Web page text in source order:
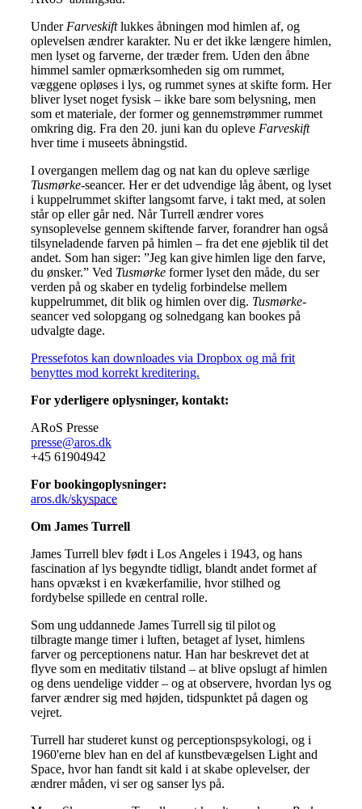
Under Farveskiftlukkes åbningen mod himlen af, og
oplevelsen ændrer karakter. Nu er det ikke længere himlen,
men lyset og farverne, der træder frem. Uden den åbne
himmel samler opmærksomheden sig om rummet,
væggene opløses i lys, og rummet synes at skifte form. Her
bliver lyset noget fysisk – ikke bare som belysning, men
som et materiale, der former og gennemstrømmer rummet
omkring dig. Fra den 20. juni kan du opleve Farveskift
hver time i museets åbningstid.
I overgangen mellem dag og nat kan du opleve særlige
Tusmørke-seancer. Her er det udvendige låg åbent, og lyset
i kuppelrummet skifter langsomt farve, i takt med, at solen
står op eller går ned. Når Turrell ændrer vores
synsoplevelse gennem skiftende farver, forandrer han også
tilsyneladende farven på himlen – fra det ene øjeblik til det
andet. Som han siger: ”Jeg kan give himlen lige den farve,
du ønsker.” Ved Tusmørke former lyset den måde, du ser
verden på og skaber en tydelig forbindelse mellem
kuppelrummet, dit blik og himlen over dig. Tusmørke-
seancer ved solopgang og solnedgang kan bookes på
udvalgte dage.
Pressefotos kan downloades via Dropbox og må frit
benyttes mod korrekt kreditering.
For yderligere oplysninger, kontakt:
ARoS Presse
presse@aros.dk
+45 61904942
For bookingoplysninger:
aros.dk/skyspace
Om James Turrell
James Turrell blev født i Los Angeles i 1943, og hans
fascination af lys begyndte tidligt, blandt andet formet af
hans opvækst i en kvækerfamilie, hvor stilhed og
fordybelse spillede en central rolle.
Som ung uddannede James Turrell sig til pilot og
tilbragte mange timer i luften, betaget af lyset, himlens
farver og perceptionens natur. Han har beskrevet det at
flyve som en meditativ tilstand – at blive opslugt af himlen
og dens uendelige vidder – og at observere, hvordan lys og
farver ændrer sig med højden, tidspunktet på dagen og
vejret.
Turrell har studeret kunst og perceptionspsykologi, og i
1960'erne blev han en del af kunstbevægelsen Light and
Space, hvor han fandt sit kald i at skabe oplevelser, der
ændrer måden, vi ser og sanser lys på.